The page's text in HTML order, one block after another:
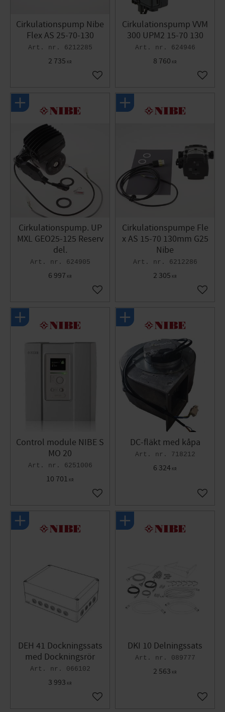
Cirkulationspump Nibe
Flex AS 25-70-130
6212285
2 735 KR
Gem som favorit
Cirkulationspump VVM
300 UPM2 15-70 130
624946
8 760 KR
Gem
Cirkulationspump. UP
MXL GEO25-125 Reserv
del.
624905
6 997 KR
Gem som favorit
Cirkulationspumpe Fle
x AS 15-70 130mm G25
Nibe
6212286
2 305 KR
Gem
Control module NIBE S
MO 20
6251006
10 701 KR
Gem som favorit
DC-fläkt med kåpa
718212
6 324 KR
Gem
DEH 41 Dockningssats
med Dockningsrör
066102
3 993 KR
Gem som favorit
DKI 10 Delningssats
089777
2 563 KR
Gem